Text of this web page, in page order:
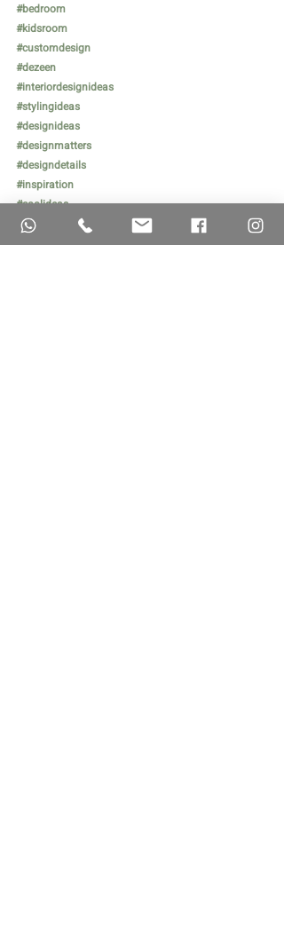
#bedroom
#kidsroom
#customdesign
#dezeen
#interiordesignideas
#stylingideas
#designideas
#designmatters
#designdetails
#inspiration
#coolideas
#instahome
#insta_styling